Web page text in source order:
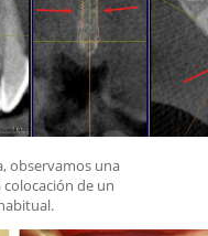
observamos una
de un